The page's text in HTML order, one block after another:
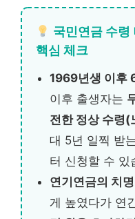
국민연금 수령
핵심 체크
1969년생 이후
이후 출생자는
전한 정상 수령(
대 5년 일찍 받
터 신청할 수 있
연기연금의 치
게 높였다가 연